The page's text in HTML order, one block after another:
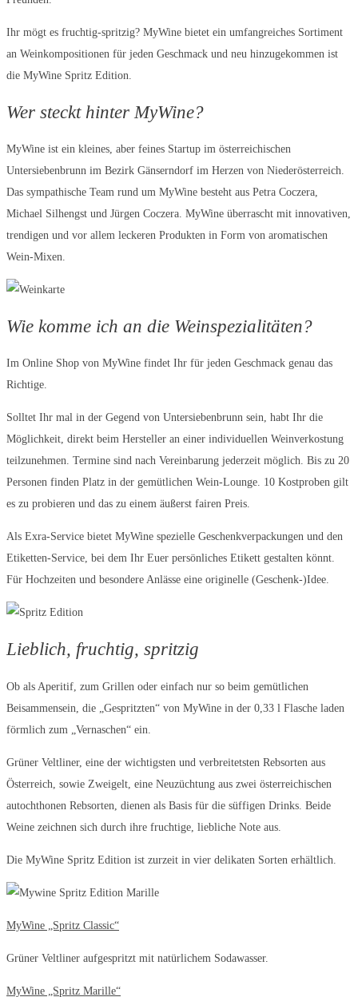
Ihr mögt es fruchtig-spritzig? MyWine bietet ein umfangreiches Sortiment
an Weinkompositionen für jeden Geschmack und neu hinzugekommen ist
die MyWine Spritz Edition.
Wer steckt hinter MyWine?
MyWine ist ein kleines, aber feines Startup im österreichischen
Untersiebenbrunn im Bezirk Gänserndorf im Herzen von Niederösterreich.
Das sympathische Team rund um MyWine besteht aus Petra Coczera,
Michael Silhengst und Jürgen Coczera. MyWine überrascht mit innovativen,
trendigen und vor allem leckeren Produkten in Form von aromatischen
Wein-Mixen.
Wie komme ich an die Weinspezialitäten?
Im Online Shop von MyWine findet Ihr für jeden Geschmack genau das
Richtige.
Solltet Ihr mal in der Gegend von Untersiebenbrunn sein, habt Ihr die
Möglichkeit, direkt beim Hersteller an einer individuellen Weinverkostung
teilzunehmen. Termine sind nach Vereinbarung jederzeit möglich. Bis zu 20
Personen finden Platz in der gemütlichen Wein-Lounge. 10 Kostproben gilt
es zu probieren und das zu einem äußerst fairen Preis.
Als Exra-Service bietet MyWine spezielle Geschenkverpackungen und den
Etiketten-Service, bei dem Ihr Euer persönliches Etikett gestalten könnt.
Für Hochzeiten und besondere Anlässe eine originelle (Geschenk-)Idee.
Lieblich, fruchtig, spritzig
Ob als Aperitif, zum Grillen oder einfach nur so beim gemütlichen
Beisammensein, die „Gespritzten“ von MyWine in der 0,33 l Flasche laden
förmlich zum „Vernaschen“ ein.
Grüner Veltliner, eine der wichtigsten und verbreitetsten Rebsorten aus
Österreich, sowie Zweigelt, eine Neuzüchtung aus zwei österreichischen
autochthonen Rebsorten, dienen als Basis für die süffigen Drinks. Beide
Weine zeichnen sich durch ihre fruchtige, liebliche Note aus.
Die MyWine Spritz Edition ist zurzeit in vier delikaten Sorten erhältlich.
MyWine „Spritz Classic“
Grüner Veltliner aufgespritzt mit natürlichem Sodawasser.
MyWine „Spritz Marille“